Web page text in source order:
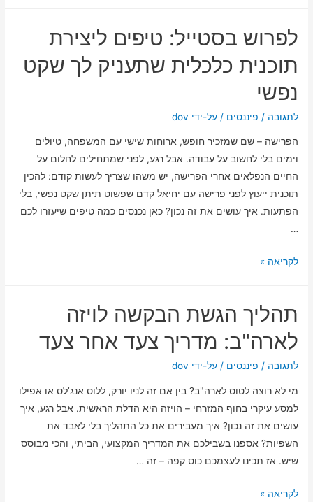
כיצד
משכנתא
נכון
כלכלי
לפרוש בסטייל: טיפים ליצירת
תוכנית כלכלית שתעניק לך שקט
נפשי
לתגובה / פיננסים / על-ידי dov
הפרישה – שם שמזכיר חופש, ארוחות שישי עם המשפחה, טיולים
וימים בלי לחשוב על עבודה. אבל רגע, לפני שמתחילים לחלום על
החיים הנפלאים אחרי הפרישה, יש משהו שצריך לעשות קודם: להכין
תוכנית ייעוץ לפני פרישה עם יחיאל קדם שפשוט תיתן שקט נפשי, בלי
הפתעות. איך עושים את זה נכון? כאן נכנסים כמה טיפים שיעזרו לכם
…
לפרוש
ליצירת
תוכנית
כלכלית
שתעניק
לקריאה »
תהליך הגשת הבקשה לויזה
לארה"ב: מדריך צעד אחר צעד
לתגובה / פיננסים / על-ידי dov
מי לא רוצה לטוס לארה"ב? בין אם זה לניו יורק, ללוס אנג’לס או אפילו
למסע עיקרי בחוף המזרחי – הויזה היא הדלת הראשית. אבל רגע, איך
עושים את זה נכון? איך מעבירים את כל התהליך בלי לאבד את
השפיות? אספנו בשבילכם את המדריך המקצועי, הביתי, והכי מבוסס
שיש. אז תכינו לעצמכם כוס קפה – זה …
תהליך
לקריאה »